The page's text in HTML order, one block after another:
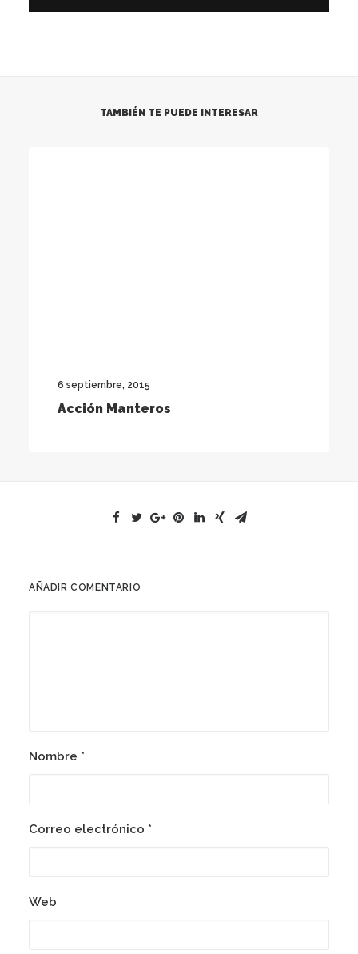
TAMBIÉN TE PUEDE INTERESAR
6 septiembre, 2015
Acción Manteros
AÑADIR COMENTARIO
Nombre *
Correo electrónico *
Web